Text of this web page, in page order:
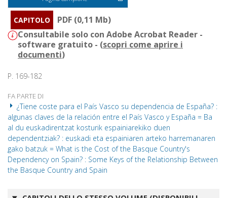
CAPITOLO
PDF (0,11 Mb)
Consultabile solo con Adobe Acrobat Reader -
software gratuito - (scopri come aprire i
documenti)
P. 169-182
FA PARTE DI
¿Tiene coste para el País Vasco su dependencia de España? :
algunas claves de la relación entre el País Vasco y España = Ba
al du euskadirentzat kosturik espainiarekiko duen
dependentziak? : euskadi eta espainiaren arteko harremanaren
gako batzuk = What is the Cost of the Basque Country's
Dependency on Spain? : Some Keys of the Relationship Between
the Basque Country and Spain